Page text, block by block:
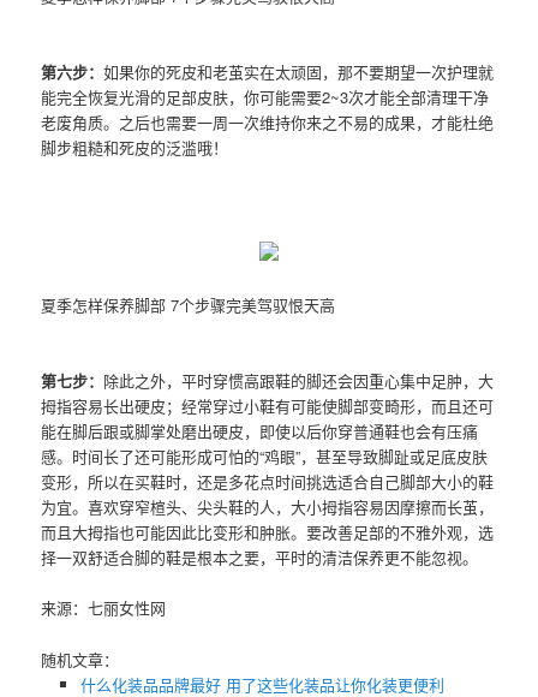
第六步：如果你的死皮和老茧实在太顽固，那不要期望一次护理就
能完全恢复光滑的足部皮肤，你可能需要2~3次才能全部清理干净
老废角质。之后也需要一周一次维持你来之不易的成果，才能杜绝
脚步粗糙和死皮的泛滥哦！
夏季怎样保养脚部 7个步骤完美驾驭恨天高
第七步： 除此之外，平时穿惯高跟鞋的脚还会因重心集中足肿，大
拇指容易长出硬皮；经常穿过小鞋有可能使脚部变畸形，而且还可
能在脚后跟或脚掌处磨出硬皮，即使以后你穿普通鞋也会有压痛
感。时间长了还可能形成可怕的“鸡眼”，甚至导致脚趾或足底皮肤
变形，所以在买鞋时，还是多花点时间挑选适合自己脚部大小的鞋
为宜。喜欢穿窄楦头、尖头鞋的人，大小拇指容易因摩擦而长茧，
而且大拇指也可能因此比变形和肿胀。要改善足部的不雅外观，选
择一双舒适合脚的鞋是根本之要，平时的清洁保养更不能忽视。
来源：七丽女性网
随机文章：
什么化装品品牌最好 用了这些化装品让你化装更便利